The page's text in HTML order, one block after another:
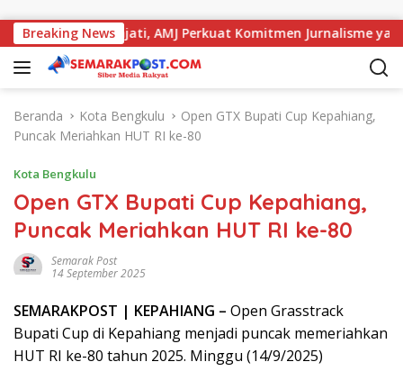
Breaking News
dengan Kajati, AMJ Perkuat Komitmen Jurnalisme yang
Beranda Kota Bengkulu
Open GTX Bupati Cup Kepahiang,
Puncak Meriahkan HUT RI ke-80
Kota Bengkulu
Open GTX Bupati Cup Kepahiang,
Puncak Meriahkan HUT RI ke-80
Semarak Post
14 September 2025
SEMARAKPOST | KEPAHIANG – Open Grasstrack
Bupati Cup di Kepahiang menjadi puncak memeriahkan
HUT RI ke-80 tahun 2025. Minggu (14/9/2025)